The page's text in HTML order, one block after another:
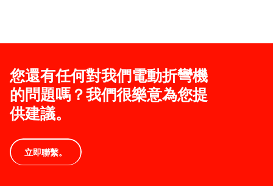
您還有任何對我們電動折彎機
的問題嗎？我們很樂意為您提
供建議。
立即聯繫。